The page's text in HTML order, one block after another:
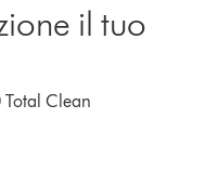
il tuo
Total Clean